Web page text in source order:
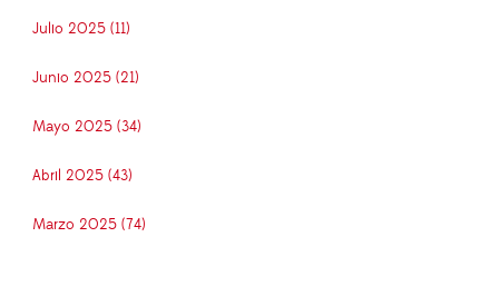
Julio 2025 (11)
Junio 2025 (21)
Mayo 2025 (34)
Abril 2025 (43)
Marzo 2025 (74)